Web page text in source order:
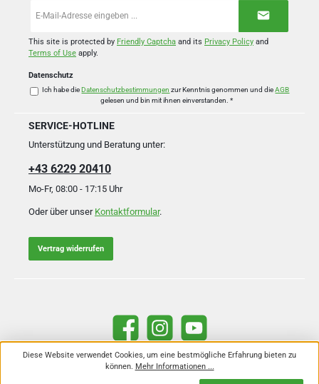
Mail-
*
This site is protected by Friendly Captcha and its Privacy Policy and
Terms of Use apply.
Datenschutz
Ich habe dieDatenschutzbestimmungen zur Kenntnis genommen und dieAGB
gelesen und bin mit ihnen einverstanden. *
SERVICE-HOTLINE
Unterstützung und Beratung unter:
+43 6229 20410
Mo-Fr, 08:00 - 17:15 Uhr
Oder über unser Kontaktformular.
Vertrag widerrufen
Facebook Instagram YouTube
Alle Preise inkl. gesetzl. Mehrwertsteuer zzgl.Versandkosten
Nachnahmegebühren, wenn nicht anders angegeben.
Diese Website verwendet Cookies, um eine bestmögliche Erfahrung bieten zu
können. Mehr Informationen ...